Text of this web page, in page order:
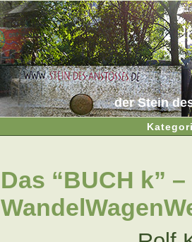
der Stein
Das “BUCH k”